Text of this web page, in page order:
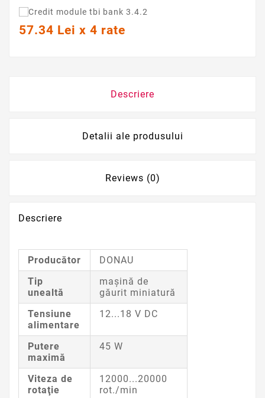
57.34 Lei x 4 rate
Descriere
Detalii ale produsului
Reviews (0)
Descriere
Producător
DONAU
Tip
unealtă
maşină de
găurit miniatură
Tensiune
alimentare
12...18 V DC
Putere
maximă
45 W
Viteza de
rotaţie
12000...20000
rot./min